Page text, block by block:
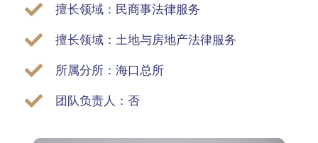
擅长领域：民商事法律服务
擅长领域：土地与房地产法律服务
所属分所：海口总所
团队负责人：否